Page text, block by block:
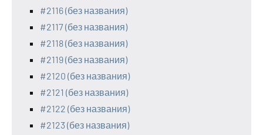
#2116 (без названия)
#2117 (без названия)
#2118 (без названия)
#2119 (без названия)
#2120 (без названия)
#2121 (без названия)
#2122 (без названия)
#2123 (без названия)